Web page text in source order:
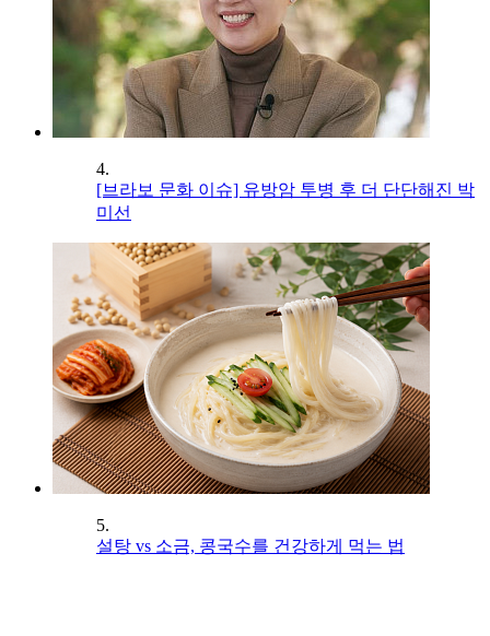
4.
[브라보 문화 이슈] 유방암 투병 후 더 단단해진 박
미선
5.
설탕 vs 소금, 콩국수를 건강하게 먹는 법